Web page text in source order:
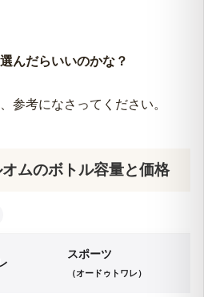
んだらいいのかな？
参考になさってください。
ムのボトル容量と価格
スポーツ
（オードゥトワレ）